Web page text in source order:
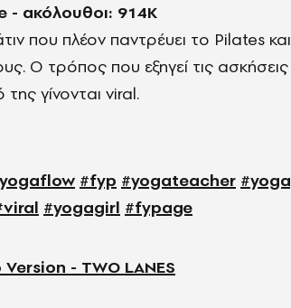
- ακόλουθοι: 914Κ
που πλέον παντρέυει το Pilates
Ο τρόπος που εξηγεί τις ασκήσεις
της γίνονται viral.
#fyp #yogateacher
#yogagirl #fypage
- TWO LANES